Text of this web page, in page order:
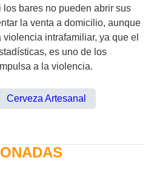
bares no pueden abrir sus
la venta a domicilio, aunque
intrafamiliar, ya que el
es uno de los
a la violencia.
Cerveza Artesanal